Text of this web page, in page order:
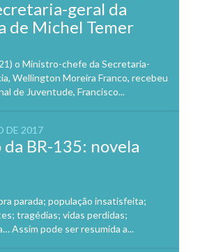
geral da
de Michel Temer
o Ministro-chefe da Secretaria-
Wellington Moreira Franco, recebeu
de Juventude, Francisco...
DE 2017
BR-135: novela
parada; população insatisfeita;
tragédias; vidas perdidas;
Assim pode ser resumida a...